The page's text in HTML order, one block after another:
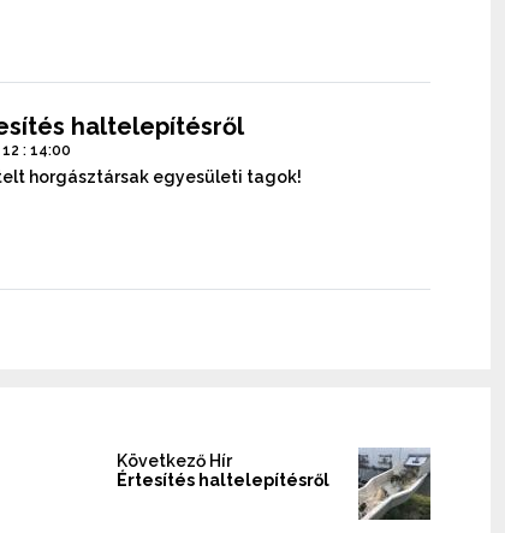
haltelepítésről
: 14:00
horgásztársak egyesületi tagok!
Következő Hír
Értesítés haltelepítésről